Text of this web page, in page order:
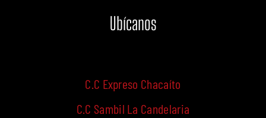
Ubícanos
C.C Expreso Chacaíto
C.C Sambil La Candelaria